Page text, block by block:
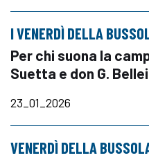
I VENERDÌ DELLA
Per chi suona la
Suetta e don G. Bellei
23_01_2026
VENERDÌ DELLA